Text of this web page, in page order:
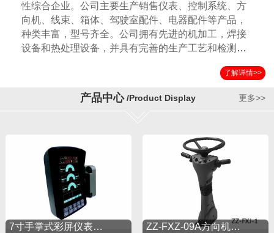
性综合企业。公司主要生产销售仪表、控制系统、方
向机、线束、箱体、驾驶室配件、电器配件等产品，
种类丰富，型号齐全。公司拥有先进的机加工，焊接
设备和热处理设备，并具有完善的生产工艺和检测手
外各地。我司拥有一批年轻精干的技术管理队伍，本
着开拓进取的精神，引进国外先进技术，以市场为导
向不断地发展。公司秉承“锐意创新追求卓越”的经营理
一、管理为先、信誉至上、共谋发展”为经营理念，以
不断提高制造技术水平为己任，以创国内同行业先进
企业、并达到世界水平为目标，求实进取，坚持创
新，谋求共同发展。多年来我司以完善的质量保证体
系和优质的售后服务体系奠定了企业发展基础，在同
行业中享有很高的信誉。
了解详情>>
产品中心 /Product Display 更多>>
7寸手掌式彩屏仪表… ZZ-FXZ-09A方向机…